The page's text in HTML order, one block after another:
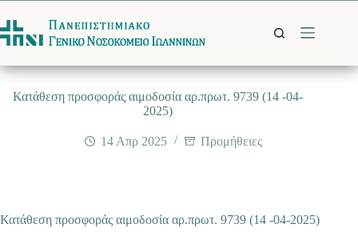
στο
περιεχόμενο
Κατάθεση προσφοράς αιμοδοσία αρ.πρωτ. 9739 (14 -04-
2025)
14 Απρ 2025 Προμήθειες
Κατάθεση προσφοράς αιμοδοσία αρ.πρωτ. 9739 (14 -04-2025)